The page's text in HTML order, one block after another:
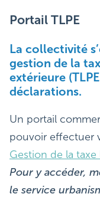
Portail TLPE
La collectivité
gestion de la
extérieure
déclarations.
Un portail
pouvoir effectuer
Gestion de la
Pour y accéder,
le service